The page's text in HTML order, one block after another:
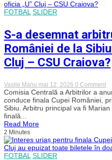
de
ai
lui
„U”
lua
cu
FOTBAL SLIDER
S-a desemnat
României de la
Cluj – CSU Craiova?
Vasile Manu mai 12, 2026 0 Commenton
S-
a
de
la
Comisia Centrală a Arbitrilor a
conduce finala Cupei României,
Sibiu. Arbitru principal va fi
finală...
Read More
2 Minutes
FOTBAL SLIDER